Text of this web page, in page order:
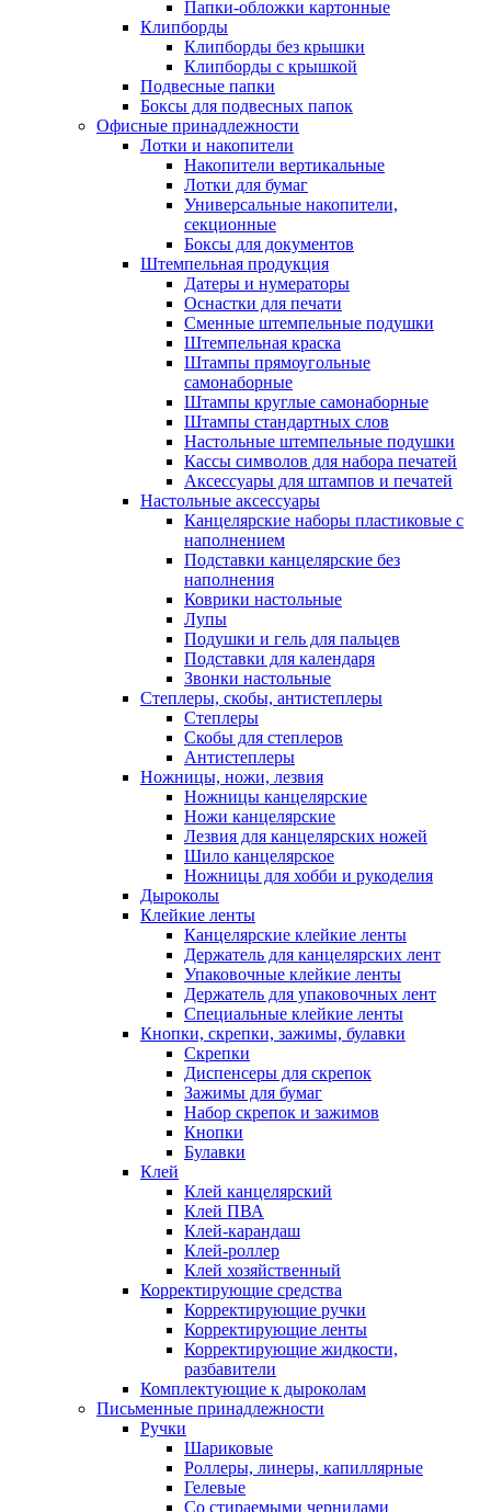
Папки-обложки картонные
Клипборды
Клипборды без крышки
Клипборды с крышкой
Подвесные папки
Боксы для подвесных папок
Офисные принадлежности
Лотки и накопители
Накопители вертикальные
Лотки для бумаг
Универсальные накопители,
секционные
Боксы для документов
Штемпельная продукция
Датеры и нумераторы
Оснастки для печати
Сменные штемпельные подушки
Штемпельная краска
Штампы прямоугольные
самонаборные
Штампы круглые самонаборные
Штампы стандартных слов
Настольные штемпельные подушки
Кассы символов для набора печатей
Аксессуары для штампов и печатей
Настольные аксессуары
Канцелярские наборы пластиковые с
наполнением
Подставки канцелярские без
наполнения
Коврики настольные
Лупы
Подушки и гель для пальцев
Подставки для календаря
Звонки настольные
Степлеры, скобы, антистеплеры
Степлеры
Скобы для степлеров
Антистеплеры
Ножницы, ножи, лезвия
Ножницы канцелярские
Ножи канцелярские
Лезвия для канцелярских ножей
Шило канцелярское
Ножницы для хобби и рукоделия
Дыроколы
Клейкие ленты
Канцелярские клейкие ленты
Держатель для канцелярских лент
Упаковочные клейкие ленты
Держатель для упаковочных лент
Специальные клейкие ленты
Кнопки, скрепки, зажимы, булавки
Скрепки
Диспенсеры для скрепок
Зажимы для бумаг
Набор скрепок и зажимов
Кнопки
Булавки
Клей
Клей канцелярский
Клей ПВА
Клей-карандаш
Клей-роллер
Клей хозяйственный
Корректирующие средства
Корректирующие ручки
Корректирующие ленты
Корректирующие жидкости,
разбавители
Комплектующие к дыроколам
Письменные принадлежности
Ручки
Шариковые
Роллеры, линеры, капиллярные
Гелевые
Со стираемыми чернилами